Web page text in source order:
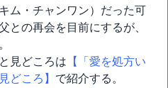
ム・チャンワン）だった可
との再会を目前にするが、
見どころは 【「愛を処方い
どころ】 で紹介する。